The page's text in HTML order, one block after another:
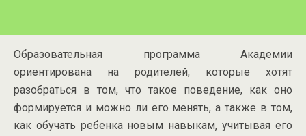
Образовательная программа Академии
ориентирована на родителей, которые хотят
разобраться в том, что такое поведение, как оно
формируется и можно ли его менять, а также в том,
как обучать ребенка новым навыкам, учитывая его